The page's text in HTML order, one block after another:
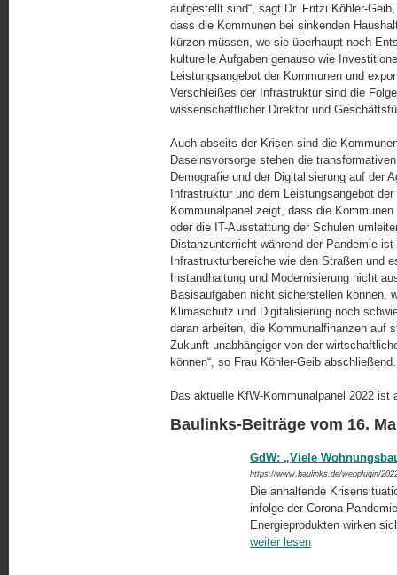
aufgestellt sind“, sagt Dr. Fritzi Köhler-
dass die Kommunen bei sinkenden
kürzen müssen, wo sie überhaupt noch
kulturelle Aufgaben genauso wie
Leistungsangebot der Kommunen und
Verschleißes der Infrastruktur sind die
wissenschaftlicher Direktor und
Auch abseits der Krisen sind die
Daseinsvorsorge stehen die
Demografie und der Digitalisierung auf der
Infrastruktur und dem Leistungsangebot
Kommunalpanel zeigt, dass die
oder die IT-Ausstattung der Schulen
Distanzunterricht während der Pandemie
Infrastrukturbereiche wie den Straßen und
Instandhaltung und Modernisierung nicht
Basisaufgaben nicht sicherstellen können,
Klimaschutz und Digitalisierung noch
daran arbeiten, die Kommunalfinanzen auf
Zukunft unabhängiger von der
können“, so Frau Köhler-Geib abschließend.
Das aktuelle KfW-Kommunalpanel 2022 ist
Baulinks-Beiträge vom 16.
GdW: „Viele
https://www.baulinks.de/webplugin/
Die anhaltende
infolge der Corona-
Energieprodukten wirken
weiter lesen